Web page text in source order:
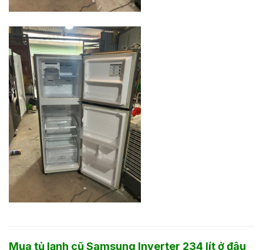
Mua tủ lạnh cũ Samsung Inverter 234 lít ở đâu